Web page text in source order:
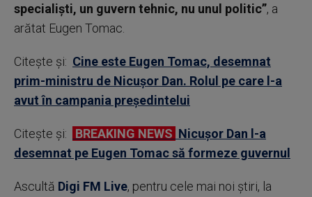
specialişti, un guvern tehnic, nu unul politic”, a
arătat Eugen Tomac.
Citește și: Cine este Eugen Tomac, desemnat
prim-ministru de Nicușor Dan. Rolul pe care l-a
avut în campania președintelui
Citește și: BREAKING NEWS Nicușor Dan l-a
desemnat pe Eugen Tomac să formeze guvernul
Ascultă Digi FM Live, pentru cele mai noi știri, la